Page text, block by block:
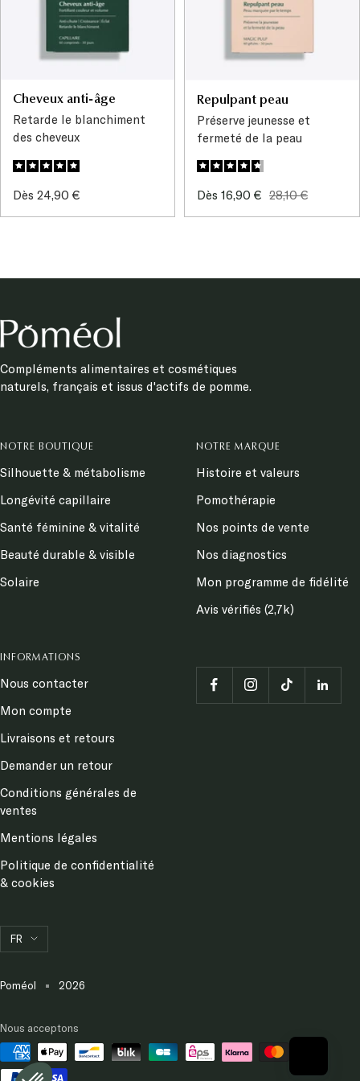
Cheveux anti-âge
Retarde le blanchiment
des cheveux
Prix
Dès 24,90 €
Repulpant peau
Préserve jeunesse et
fermeté de la peau
Prix
Dès 16,90 € Prix
28,10 €
Compléments alimentaires et cosmétiques
naturels, français et issus d'actifs de pomme.
NOTRE BOUTIQUE
Silhouette & métabolisme
Longévité capillaire
Santé féminine & vitalité
Beauté durable & visible
Solaire
NOTRE MARQUE
Histoire et valeurs
Pomothérapie
Nos points de vente
Nos diagnostics
Mon programme de fidélité
Avis vérifiés (2,7k)
INFORMATIONS
Nous contacter
Mon compte
Livraisons et retours
Demander un retour
Conditions générales de
ventes
Mentions légales
Politique de confidentialité
& cookies
Langue
FR
Poméol 2026
Nous acceptons